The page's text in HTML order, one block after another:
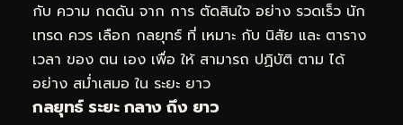
กับ ความ กดดัน จาก การ ตัดสินใจ อย่าง รวดเร็ว นัก
เทรด ควร เลือก กลยุทธ์ ที่ เหมาะ กับ นิสัย และ ตาราง
เวลา ของ ตน เอง เพื่อ ให้ สามารถ ปฏิบัติ ตาม ได้
อย่าง สม่ำเสมอ ใน ระยะ ยาว
กลยุทธ์ ระยะ กลาง ถึง ยาว